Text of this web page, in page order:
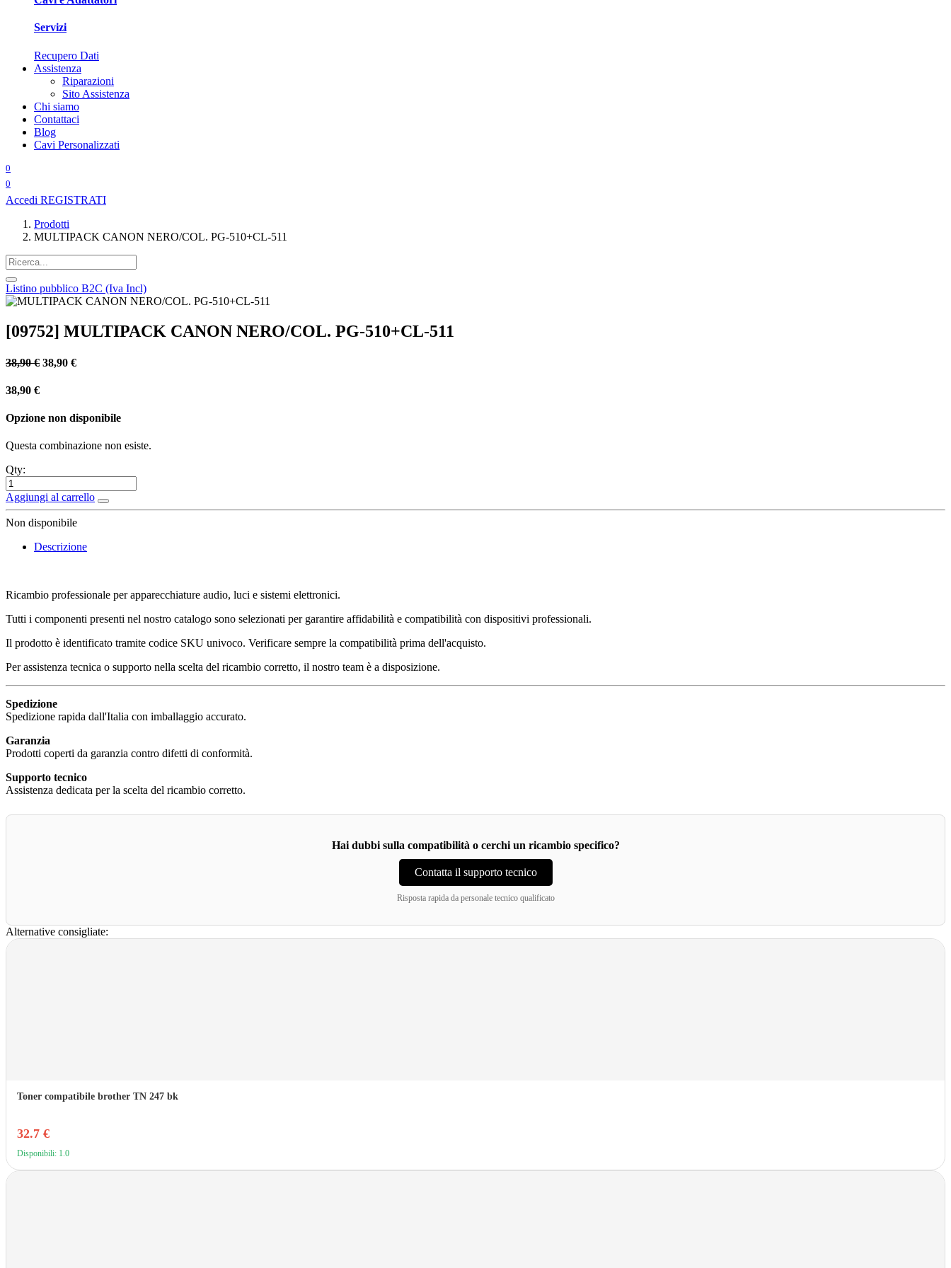
Servizi
Recupero Dati
Assistenza
Riparazioni
Sito Assistenza
Chi siamo
Contattaci
Blog
Cavi Personalizzati
0
0
Accedi REGISTRATI
Prodotti
MULTIPACK CANON NERO/COL. PG-510+CL-511
Listino pubblico B2C (Iva Incl)
[09752] MULTIPACK CANON NERO/COL. PG-510+CL-511
38,90€ 38,90 €
38,90 €
Opzione non disponibile
Questa combinazione non esiste.
Qty:
Aggiungi al carrello
Non disponibile
Descrizione
Ricambio professionale per apparecchiature audio, luci e sistemi elettronici.
Tutti i componenti presenti nel nostro catalogo sono selezionati per garantire affidabilità e compatibilità con dispositivi professionali.
Il prodotto è identificato tramite codice SKU univoco. Verificare sempre la compatibilità prima dell'acquisto.
Per assistenza tecnica o supporto nella scelta del ricambio corretto, il nostro team è a disposizione.
Spedizione
Spedizione rapida dall'Italia con imballaggio accurato.
Garanzia
Prodotti coperti da garanzia contro difetti di conformità.
Supporto tecnico
Assistenza dedicata per la scelta del ricambio corretto.
Hai dubbi sulla compatibilità o cerchi un ricambio specifico?
Contatta il supporto tecnico
Risposta rapida da personale tecnico qualificato
Alternative consigliate:
Toner compatibile brother TN 247 bk
32.7 €
Disponibili: 1.0